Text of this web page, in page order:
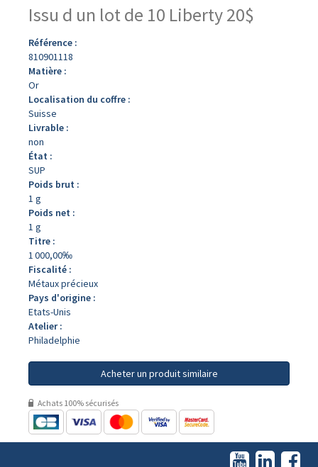
Issu d un lot de 10 Liberty 20$
Référence :
810901118
Matière :
Or
Localisation du coffre :
Suisse
Livrable :
non
État :
SUP
Poids brut :
1 g
Poids net :
1 g
Titre :
1 000,00‰
Fiscalité :
Métaux précieux
Pays d'origine :
Etats-Unis
Atelier :
Philadelphie
Acheter un produit similaire
Achats 100% sécurisés